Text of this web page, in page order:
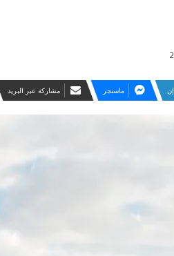
ماسنجر مشاركة عبر البريد